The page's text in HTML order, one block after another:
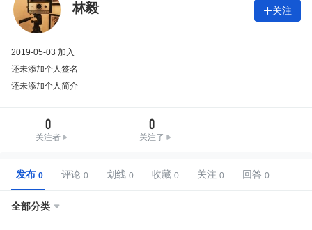
林毅 关注
2019-05-03 加入
还未添加个人签名
还未添加个人简介
0
关注者
0
关注了
发布 评论 划线 收藏 关注 回答
全部分类 